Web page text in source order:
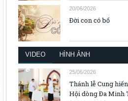
20/06/2026
Đời con có bố
VIDEO HÌNH ẢNH
25/06/2026
Thánh lễ Cung
Hội dòng Đa Minh